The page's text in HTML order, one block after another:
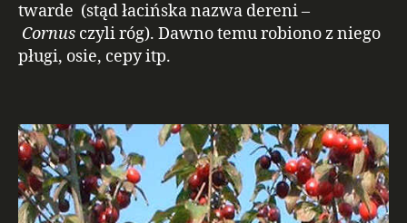
twarde (stąd łacińska nazwa dereni –
Cornus czyli róg). Dawno temu robiono z niego
pługi, osie, cepy itp.